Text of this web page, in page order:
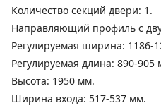
Количество секций двери: 1.
Направляющий профиль с
Регулируемая ширина: 1186-
Регулируемая длина: 890-905
Высота: 1950 мм.
Ширина входа: 517-537 мм.